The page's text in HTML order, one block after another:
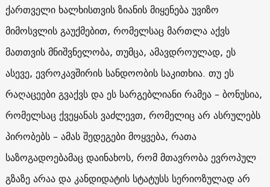
ქართველი ხალხისთვის ზიანის მიყენება უვიზო
მიმოსვლის გაუქმებით, რომელსაც მართლა აქვს
მათთვის მნიშვნელობა, თუმცა, ამავდროულად, ეს
ასევე, ევროკავშირის სანდოობის საკითხია. თუ ეს
რაღაცეები გვაქვს და ეს სარგებლიანი რამეა – ბონუსია,
რომელსაც ქვეყანას ვაძლევთ, რომელიც არ ასრულებს
პირობებს – ამას შედეგები მოყვება, რათა
საზოგადოებამაც დაინახოს, რომ მთავრობა ევროპულ
გზაზე არაა და კანდიდატის სტატუსს სერიოზულად არ